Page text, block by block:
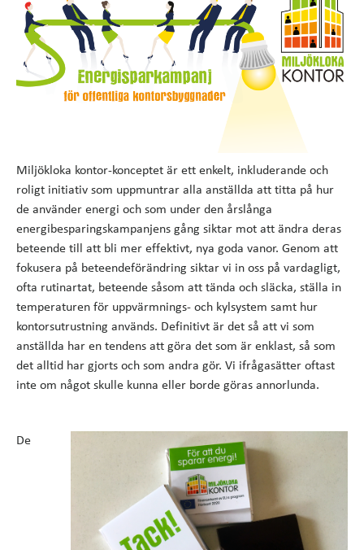
Miljökloka kontor-konceptet är ett enkelt, inkluderande och
roligt initiativ som uppmuntrar alla anställda att titta på hur
de använder energi och som under den årslånga
energibesparingskampanjens gång siktar mot att ändra deras
beteende till att bli mer effektivt, nya goda vanor. Genom att
fokusera på beteendeförändring siktar vi in oss på vardagligt,
ofta rutinartat, beteende såsom att tända och släcka, ställa in
temperaturen för uppvärmnings- och kylsystem samt hur
kontorsutrustning används. Definitivt är det så att vi som
anställda har en tendens att göra det som är enklast, så som
det alltid har gjorts och som andra gör. Vi ifrågasätter oftast
inte om något skulle kunna eller borde göras annorlunda.
De